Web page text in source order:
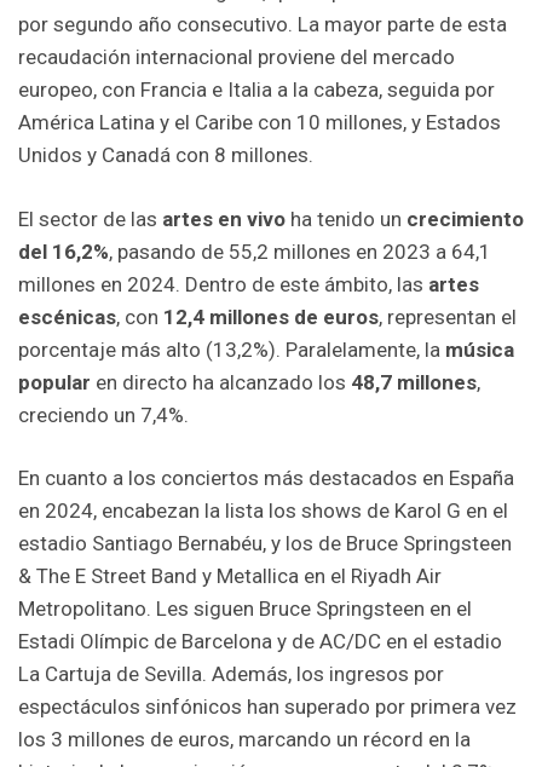
por segundo año consecutivo. La mayor parte de esta
recaudación internacional proviene del mercado
europeo, con Francia e Italia a la cabeza, seguida por
América Latina y el Caribe con 10 millones, y Estados
Unidos y Canadá con 8 millones.
El sector de las artes en vivo ha tenido un crecimiento
del 16,2%, pasando de 55,2 millones en 2023 a 64,1
millones en 2024. Dentro de este ámbito, las artes
escénicas, con 12,4 millones de euros, representan el
porcentaje más alto (13,2%). Paralelamente, la música
popular en directo ha alcanzado los 48,7 millones,
creciendo un 7,4%.
En cuanto a los conciertos más destacados en España
en 2024, encabezan la lista los shows de Karol G en el
estadio Santiago Bernabéu, y los de Bruce Springsteen
& The E Street Band y Metallica en el Riyadh Air
Metropolitano. Les siguen Bruce Springsteen en el
Estadi Olímpic de Barcelona y de AC/DC en el estadio
La Cartuja de Sevilla. Además, los ingresos por
espectáculos sinfónicos han superado por primera vez
los 3 millones de euros, marcando un récord en la